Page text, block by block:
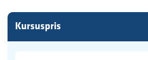
Kursuspris